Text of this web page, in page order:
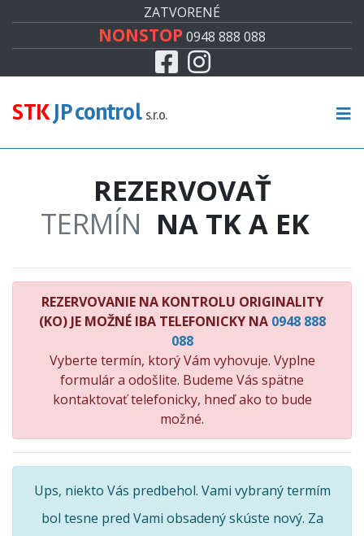
ZATVORENÉ
NONSTOP0948 888 088
FacebookInstagram
STKJP control s.r.o.
REZERVOVAŤ
TERMÍN NA TK A EK
REZERVOVANIE NA KONTROLU ORIGINALITY
(KO) JE MOŽNÉ IBA TELEFONICKY NA 0948 888
088
Vyberte termín, ktorý Vám vyhovuje. Vyplne
formulár a odošlite. Budeme Vás spätne
kontaktovať telefonicky, hneď ako to bude
možné.
Ups, niekto Vás predbehol. Vami vybraný termím
bol tesne pred Vami obsadený skúste nový. Za
TECHNICKÁ KONTROLA
EMISNÁ KONTROLA
KONTROLA ORIGINALITY
RECENZIE
KONTAKT